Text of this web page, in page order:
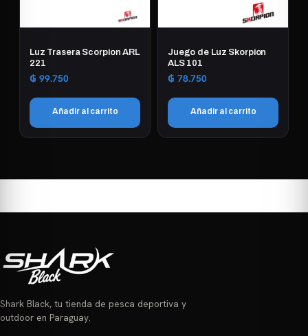
Luz Trasera Scorpion ARL
221
₲ 99.750
Añadir al carrito
Juego de Luz Skorpion
ALS 101
₲ 78.750
Añadir al carrito
Shark Black, tu tienda de pesca deportiva y
outdoor en Paraguay.